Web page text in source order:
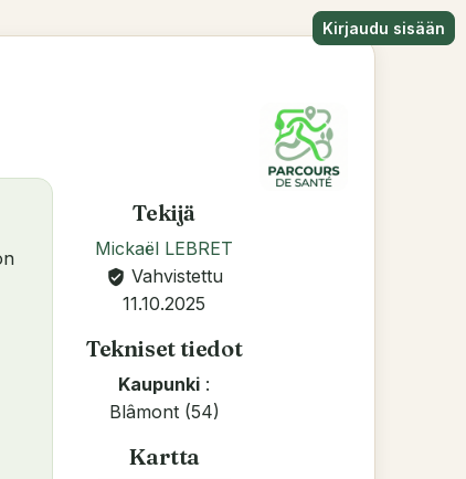
Kirjaudu sisään
Tekijä
Mickaël LEBRET
verified_user Vahvistettu
11.10.2025
Tekniset tiedot
Kaupunki :
Blâmont (54)
Kartta